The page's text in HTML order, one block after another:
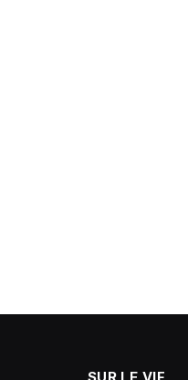
SUR LE VIF